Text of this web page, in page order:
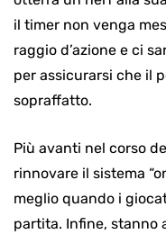
il timer non venga
raggio d’azione e ci
per assicurarsi che il
sopraffatto.
Più avanti nel corso
rinnovare il sistema
meglio quando i
partita. Infine, stanno